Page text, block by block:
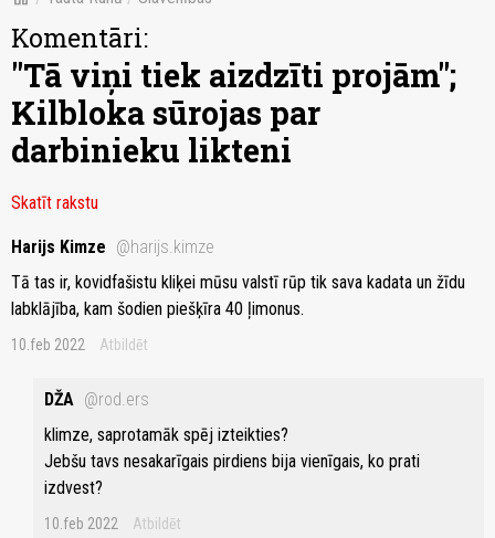
Komentāri:
"Tā viņi tiek aizdzīti projām";
Kilbloka sūrojas par
darbinieku likteni
Skatīt rakstu
Harijs Kimze @harijs.kimze
Tā tas ir, kovidfašistu kliķei mūsu valstī rūp tik sava kadata un žīdu
labklājība, kam šodien piešķīra 40 ļimonus.
10.feb 2022 Atbildēt
DŽA @rod.ers
klimze, saprotamāk spēj izteikties?
Jebšu tavs nesakarīgais pirdiens bija vienīgais, ko prati
izdvest?
10.feb 2022 Atbildēt